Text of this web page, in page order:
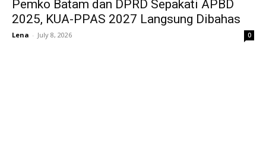
Pemko Batam dan DPRD Sepakati APBD
2025, KUA-PPAS 2027 Langsung Dibahas
Lena - July 8, 2026 0